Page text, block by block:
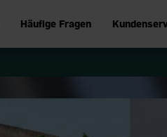
Häufige Fragen